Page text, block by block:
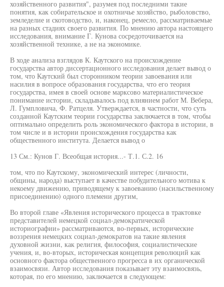
хозяйственного развития", разумея под последними такие
понятия, как собирательское и охотничье хозяйство, рыболовство,
земледелие и скотоводство, и, наконец, ремесло, рассматриваемые
на разных стадиях своего развития. По мнению автора настоящего
исследования, внимание Г. Кунова сосредоточивается на
хозяйственной технике, а не на экономике.
В ходе анализа взглядов К. Каутского на происхождение
государства автор диссертационного исследования делает вывод о
том, что Каутский был сторонником теории завоевания или
насилия в вопросе образования государства, что его теория
государства, имея в своей основе марксово материалистическое
понимание истории, складывалось под влиянием работ М. Вебера,
Л. Гумпловича, Ф. Ратцеля. Утверждается, в частности, что суть
созданной Каутским теории государства заключается в том, чтобы
оптимально определить роль экономического фактора в истории, в
том числе и в истории происхождения государства как
общественного института. Делается вывод о
13 См.: Кунов Г. Всеобщая история...- Т.1. С.2. 16
том, что по Каутскому, экономический интерес (личности,
общины, народа) выступает в качестве побудительного мотива к
некоему движению, приводящему к завоеванию (насильственному
присоединению) одного племени другим,
Во второй главе «Явления исторического процесса в трактовке
представителей немецкой социал-демократической
историографии» рассматриваются, во-первых, исторические
воззрения немецких социал-демократов на такие явления
духовной жизни, как религия, философия, социалистические
учения, и, во-вторых, историческая концепция революций как
основного фактора общественного прогресса в их органической
взаимосвязи. Автор исследования показывает эту взаимосвязь,
которая, по его мнению, заключается в следующем: